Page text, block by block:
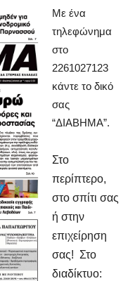
Με ένα
τηλεφώνημα
στο
2261027123
κάντε το δικό
σας
“ΔΙΑΒΗΜΑ”.
Στο
περίπτερο,
στο σπίτι σας
ή στην
επιχείρηση
σας! Στο
διαδίκτυο: